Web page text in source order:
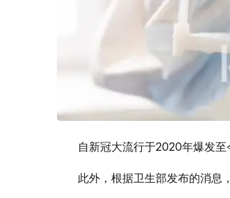
自新冠大流行于2020年爆发
此外，根据卫生部发布的消息